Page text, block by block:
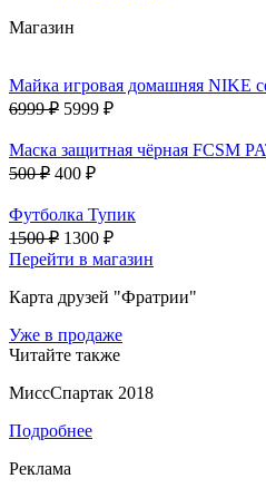
Магазин
Майка игровая домашняя NIKE
6999 ₽ 5999 ₽
Маска защитная чёрная FCSM
500 ₽ 400 ₽
Футболка Тупик
1500 ₽ 1300 ₽
Перейти в магазин
Карта друзей "Фратрии"
Уже в продаже
Читайте также
МиссСпартак 2018
Подробнее
Реклама